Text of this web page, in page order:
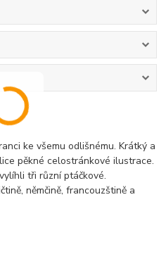
ke všemu odlišnému. Krátký a
pěkné celostránkové ilustrace.
tři různí ptáčkové.
němčině, francouzštině a